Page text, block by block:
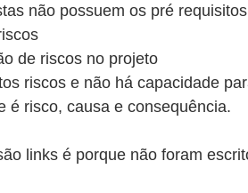
não possuem os pré
de riscos no projeto
riscos e não há capacidade
é risco, causa e consequência.
links é porque não foram